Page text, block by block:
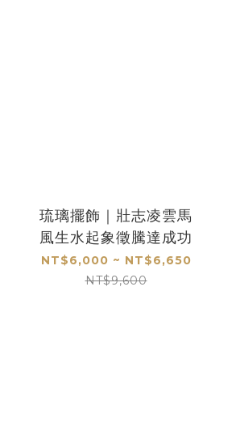
琉璃擺飾｜壯志凌雲馬
風生水起象徵騰達成功
NT$6,000 ~ NT$6,650
NT$9,600